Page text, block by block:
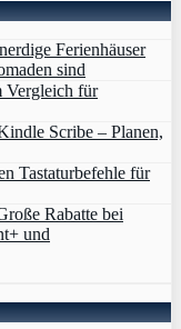
Ferienhäuser
sind
Vergleich für
Scribe – Planen,
Tastaturbefehle für
Rabatte bei
und